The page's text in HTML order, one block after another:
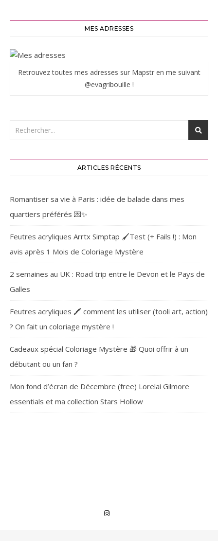
MES ADRESSES
Retrouvez toutes mes adresses sur Mapstr en me suivant
@evagribouille !
ARTICLES RÉCENTS
Romantiser sa vie à Paris : idée de balade dans mes
quartiers préférés 💌✨
Feutres acryliques Arrtx Simptap 🖌️Test (+ Fails !) : Mon
avis après 1 Mois de Coloriage Mystère
2 semaines au UK : Road trip entre le Devon et le Pays de
Galles
Feutres acryliques 🖍️ comment les utiliser (tooli art, action)
? On fait un coloriage mystère !
Cadeaux spécial Coloriage Mystère 🎁 Quoi offrir à un
débutant ou un fan ?
Mon fond d’écran de Décembre (free) Lorelai Gilmore
essentials et ma collection Stars Hollow